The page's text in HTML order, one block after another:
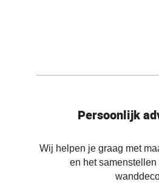
Persoonlijk
Wij helpen je graag met
en het